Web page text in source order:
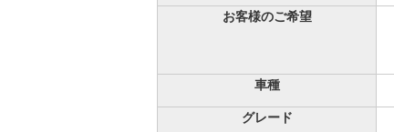
お客様のご希望
車種
グレード